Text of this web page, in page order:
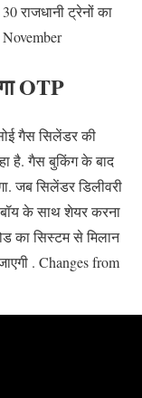
राजधानी ट्रेनों का
OTP
गैस सिलेंडर की
है. गैस बुकिंग के बाद
जब सिलेंडर डिलीवरी
के साथ शेयर करना
का सिस्टम से मिलान
. Changes from